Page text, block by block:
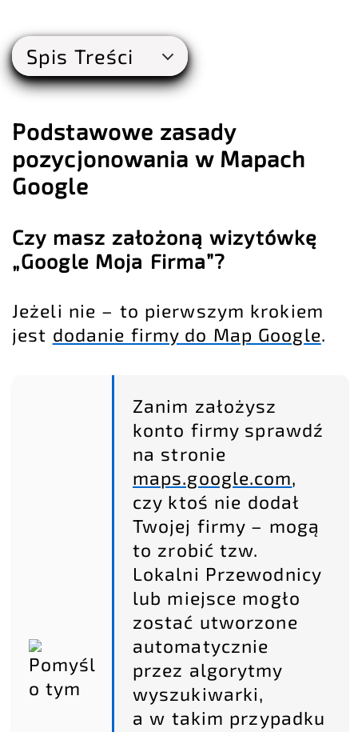
Spis Treści
Podstawowe zasady
pozycjonowania w Mapach
Google
Czy masz założoną wizytówkę
„Google Moja Firma”?
Jeżeli nie – to pierwszym krokiem
jest dodanie firmy do Map Google.
Zanim założysz
konto firmy sprawdź
na stronie
maps.google.com,
czy ktoś nie dodał
Twojej firmy – mogą
to zrobić tzw.
Lokalni Przewodnicy
lub miejsce mogło
zostać utworzone
automatycznie
przez algorytmy
wyszukiwarki,
a w takim przypadku